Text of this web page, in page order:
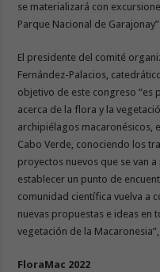
se materializará con
Parque Nacional de
El presidente del comité
Fernández-Palacios,
objetivo de este congreso “es
acerca de la flora y la
archipiélagos macaronésicos,
Cabo Verde, conociendo los
proyectos nuevos que se van
establecer un punto de
comunidad científica vuelva a
nuevas propuestas e ideas en
vegetación de la
FloraMac 2022